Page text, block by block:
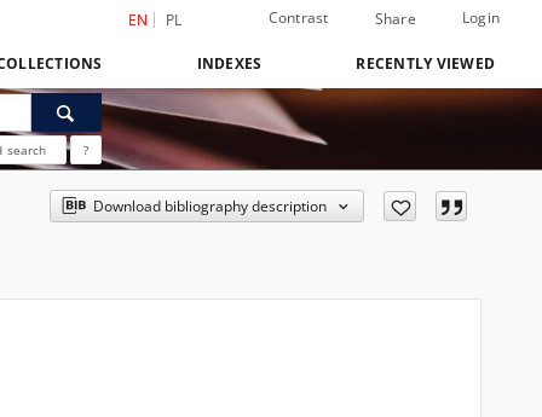
EN PL Contrast Share Login
INDEXES RECENTLY VIEWED
search ?
Download bibliography description